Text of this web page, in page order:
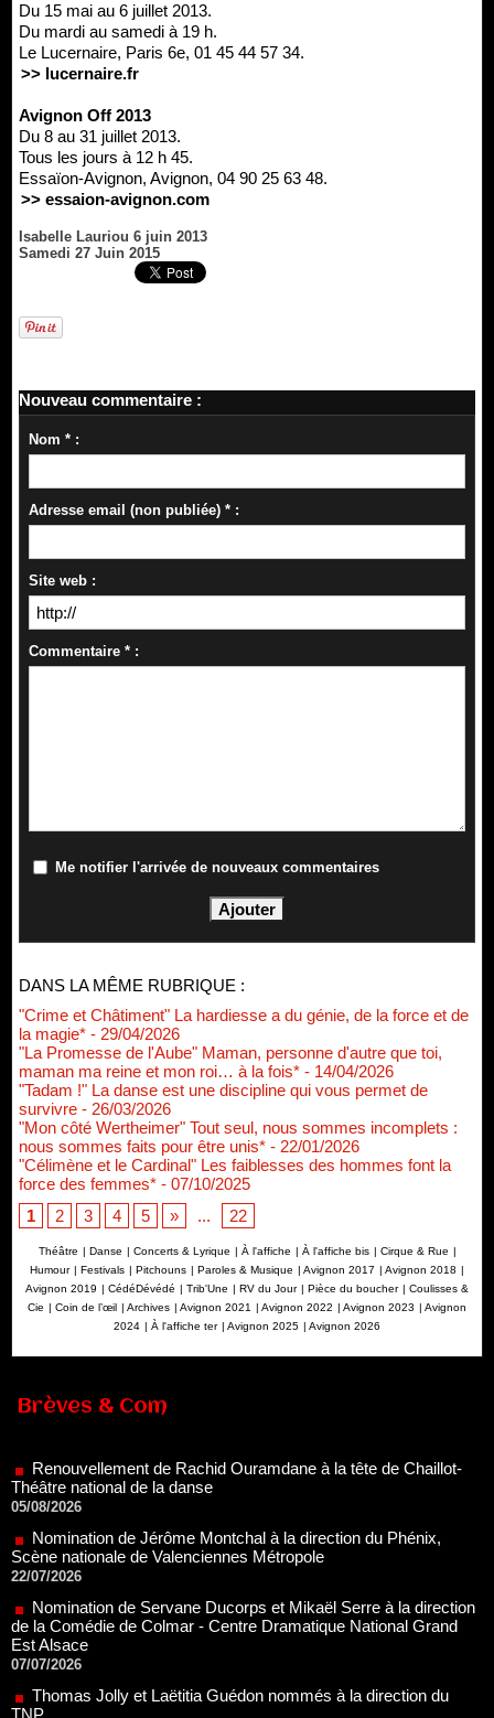
Du 15 mai au 6 juillet 2013.
Du mardi au samedi à 19 h.
Le Lucernaire, Paris 6e, 01 45 44 57 34.
>> lucernaire.fr
Avignon Off 2013
Du 8 au 31 juillet 2013.
Tous les jours à 12 h 45.
Essaïon-Avignon, Avignon, 04 90 25 63 48.
>> essaion-avignon.com
Isabelle Lauriou 6 juin 2013
Samedi 27 Juin 2015
Nouveau commentaire :
Nom * :
Adresse email (non publiée) * :
Site web :
Commentaire * :
Me notifier l'arrivée de nouveaux commentaires
DANS LA MÊME RUBRIQUE :
"Crime et Châtiment" La hardiesse a du génie, de la force et de
la magie* - 29/04/2026
"La Promesse de l'Aube" Maman, personne d'autre que toi,
maman ma reine et mon roi… à la fois* - 14/04/2026
"Tadam !" La danse est une discipline qui vous permet de
survivre - 26/03/2026
"Mon côté Wertheimer" Tout seul, nous sommes incomplets :
nous sommes faits pour être unis* - 22/01/2026
"Célimène et le Cardinal" Les faiblesses des hommes font la
force des femmes* - 07/10/2025
1
2 3 4 5 » ... 22
Théâtre | Danse | Concerts & Lyrique | À l'affiche | À l'affiche bis | Cirque & Rue |
Humour | Festivals | Pitchouns | Paroles & Musique | Avignon 2017 | Avignon 2018 |
Avignon 2019 | CédéDévédé | Trib'Une | RV du Jour | Pièce du boucher | Coulisses &
Cie | Coin de l’œil | Archives | Avignon 2021 | Avignon 2022 | Avignon 2023 | Avignon
2024 | À l'affiche ter | Avignon 2025 | Avignon 2026
Brèves & Com
Renouvellement de Rachid Ouramdane à la tête de Chaillot-
Nomination de Jérôme Montchal à la direction du Phénix,
Scène nationale de Valenciennes Métropole
22/07/2026
Nomination de Servane Ducorps et Mikaël Serre à la direction
de la Comédie de Colmar - Centre Dramatique National Grand
Est Alsace
07/07/2026
Thomas Jolly et Laëtitia Guédon nommés à la direction du
TNP
02/07/2026
Fonds SACD Théâtre : les lauréats 2026